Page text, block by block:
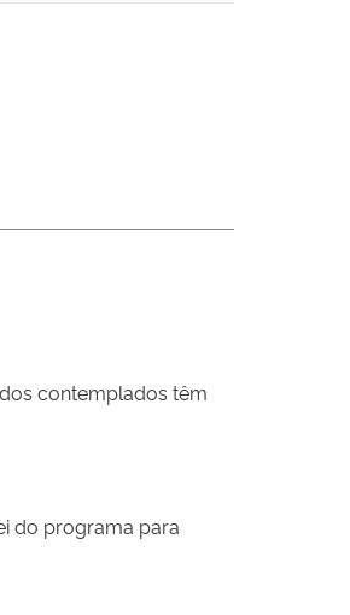
contemplados têm
do programa para